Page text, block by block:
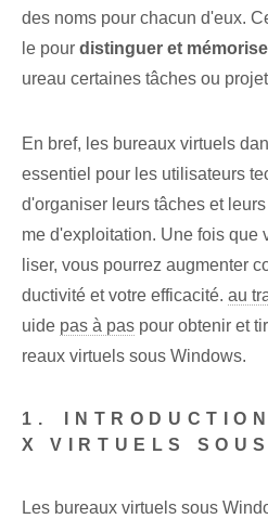
des noms pour chacun d'eux.
le pour distinguer et
ureau certaines tâches ou
En bref, les bureaux virtuels‌
essentiel pour les utilisateurs
d'organiser leurs tâches⁤ et
me d'exploitation. Une fois que
liser, vous pourrez augmenter
ductivité et votre efficacité. au
uide pas à pas pour obtenir et
reaux virtuels sous Windows.
1.⁣
X VIRTUELS SOUS
Les bureaux virtuels sous